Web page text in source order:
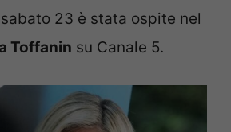
23 è stata ospite nel
Toffanin su Canale 5.